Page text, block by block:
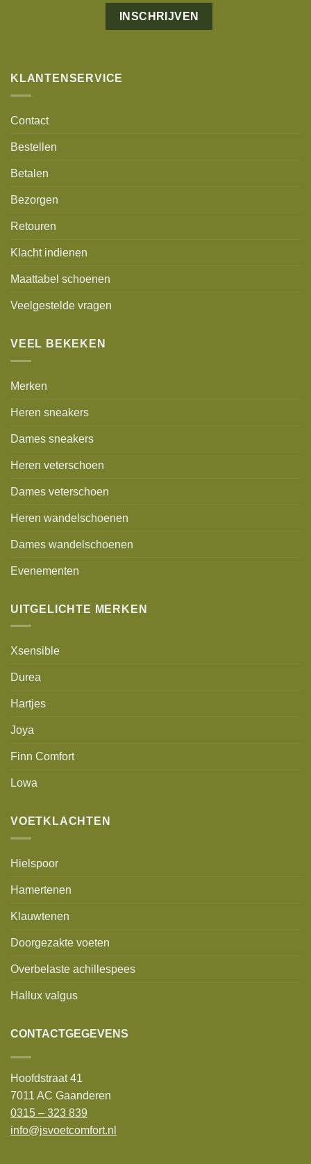
KLANTENSERVICE
Contact
Bestellen
Betalen
Bezorgen
Retouren
Klacht indienen
Maattabel schoenen
Veelgestelde vragen
VEEL BEKEKEN
Merken
Heren sneakers
Dames sneakers
Heren veterschoen
Dames veterschoen
Heren wandelschoenen
Dames wandelschoenen
Evenementen
UITGELICHTE MERKEN
Xsensible
Durea
Hartjes
Joya
Finn Comfort
Lowa
VOETKLACHTEN
Hielspoor
Hamertenen
Klauwtenen
Doorgezakte voeten
Overbelaste achillespees
Hallux valgus
CONTACTGEGEVENS
Hoofdstraat 41
7011 AC Gaanderen
0315 – 323 839
info@jsvoetcomfort.nl